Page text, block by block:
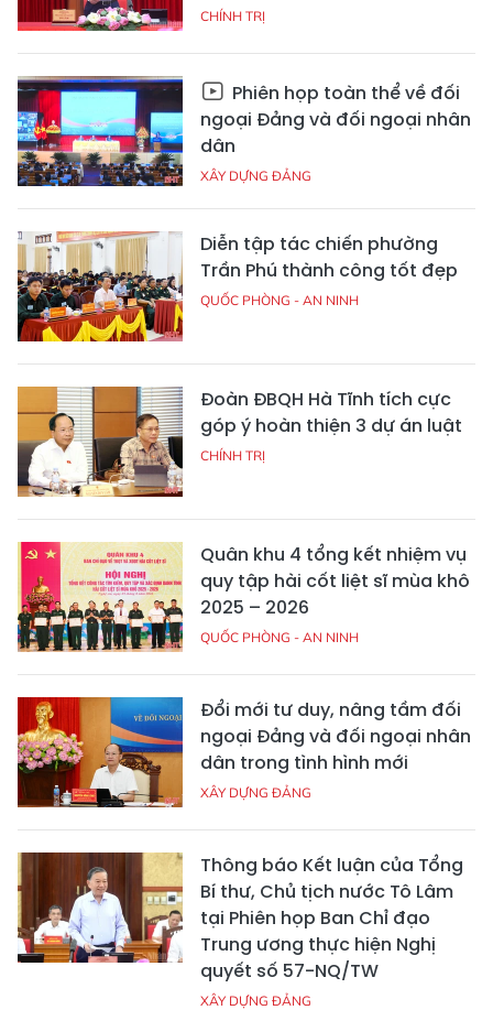
CHÍNH TRỊ
Phiên họp toàn thể về đối
ngoại Đảng và đối ngoại nhân
dân
XÂY DỰNG ĐẢNG
Diễn tập tác chiến phường
Trần Phú thành công tốt đẹp
QUỐC PHÒNG - AN NINH
Đoàn ĐBQH Hà Tĩnh tích cực
góp ý hoàn thiện 3 dự án luật
CHÍNH TRỊ
Quân khu 4 tổng kết nhiệm vụ
quy tập hài cốt liệt sĩ mùa khô
2025 – 2026
QUỐC PHÒNG - AN NINH
Đổi mới tư duy, nâng tầm đối
ngoại Đảng và đối ngoại nhân
dân trong tình hình mới
XÂY DỰNG ĐẢNG
Thông báo Kết luận của Tổng
Bí thư, Chủ tịch nước Tô Lâm
tại Phiên họp Ban Chỉ đạo
Trung ương thực hiện Nghị
quyết số 57-NQ/TW
XÂY DỰNG ĐẢNG